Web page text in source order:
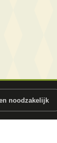
noodzakelijk